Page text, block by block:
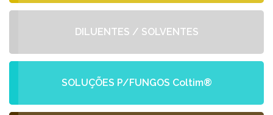
DILUENTES / SOLVENTES
SOLUÇÕES P/FUNGOS Coltim®